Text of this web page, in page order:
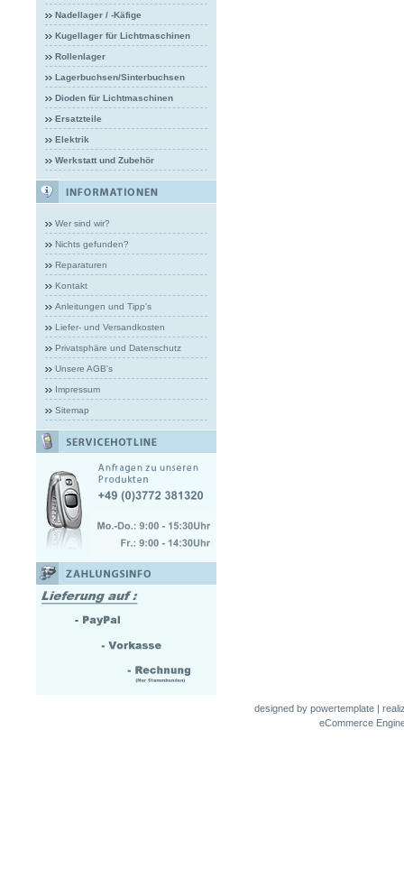
Nadellager / -Käfige
Kugellager für Lichtmaschinen
Rollenlager
Lagerbuchsen/Sinterbuchsen
Dioden für Lichtmaschinen
Ersatzteile
Elektrik
Werkstatt und Zubehör
Wer sind wir?
Nichts gefunden?
Reparaturen
Kontakt
Anleitungen und Tipp's
Liefer- und Versandkosten
Privatsphäre und Datenschutz
Unsere AGB's
Impressum
Sitemap
designed by powertemplate|
eCommerce